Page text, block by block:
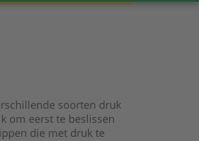
soorten druk
om eerst te beslissen
die met druk te